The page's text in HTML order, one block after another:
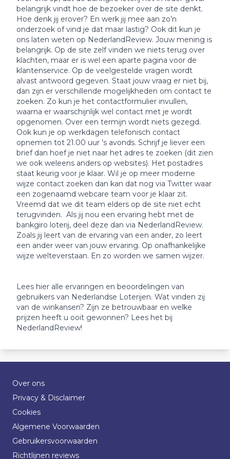
belangrijk vindt hoe de bezoeker over de site denkt.
Hoe denk jij erover? En werk jij mee aan zo’n
onderzoek of vind je dat maar lastig? Ook dit kun je
ons laten weten op NederlandReview. Jouw mening is
belangrijk. Op de site zelf vinden we niets terug over
klachten, maar er is wel een aparte pagina voor de
klantenservice. Op de veelgestelde vragen wordt
alvast antwoord gegeven. Staat jouw vraag er niet bij,
dan zijn er verschillende mogelijkheden om contact te
zoeken. Zo kun je het contactformulier invullen,
waarna er waarschijnlijk wel contact met je wordt
opgenomen. Over een termijn wordt niets gezegd.
Ook kun je op werkdagen telefonisch contact
opnemen tot 21.00 uur ’s avonds. Schrijf je liever een
brief dan hoef je niet naar het adres te zoeken (dit zien
we ook weleens anders op websites). Het postadres
staat keurig voor je klaar. Wil je op meer moderne
wijze contact zoeken dan kan dat nog via Twitter waar
een zogenaamd webcare team voor je klaar zit.
Vreemd dat we dit team elders op de site niet echt
terugvinden. Als jij nou een ervaring hebt met de
bankgiro loterij, deel deze dan via NederlandReview.
Zoals jij leert van de ervaring van een ander, zo leert
een ander weer van jouw ervaring. Op onafhankelijke
wijze welteverstaan. En zo worden we samen wijzer.
Lees hier alle ervaringen en beoordelingen van
gebruikers van Nederlandse Loterijen. Wat vinden zij
van de winkansen? Zijn ze betrouwbaar en welke
prijzen heeft u ooit gewonnen? Lees het bij
NederlandReview!
Over ons
Privacy & Disclaimer
Cookies
Algemene Voorwaarden
Gebruikersvoorwaarden
Richtlijnen reviews